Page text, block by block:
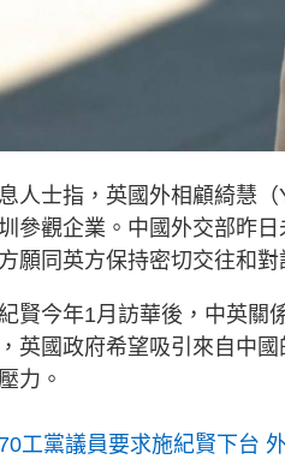
人士指，英國外相顧綺慧
參觀企業。中國外交部昨
願同英方保持密切交往和對
賢今年1月訪華後，中英關
英國政府希望吸引來自中
力。
工黨議員要求施紀賢下台